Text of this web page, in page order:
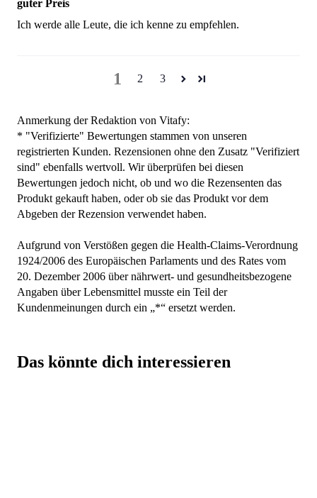
guter Preis
Ich werde alle Leute, die ich kenne zu empfehlen.
1 2 3
Anmerkung der Redaktion von Vitafy:
* "Verifizierte" Bewertungen stammen von unseren
registrierten Kunden. Rezensionen ohne den Zusatz "Verifiziert
sind" ebenfalls wertvoll. Wir überprüfen bei diesen
Bewertungen jedoch nicht, ob und wo die Rezensenten das
Produkt gekauft haben, oder ob sie das Produkt vor dem
Abgeben der Rezension verwendet haben.
Aufgrund von Verstößen gegen die Health-Claims-Verordnung
1924/2006 des Europäischen Parlaments und des Rates vom
20. Dezember 2006 über nährwert- und gesundheitsbezogene
Angaben über Lebensmittel musste ein Teil der
Kundenmeinungen durch ein „*“ ersetzt werden.
Das könnte dich interessieren